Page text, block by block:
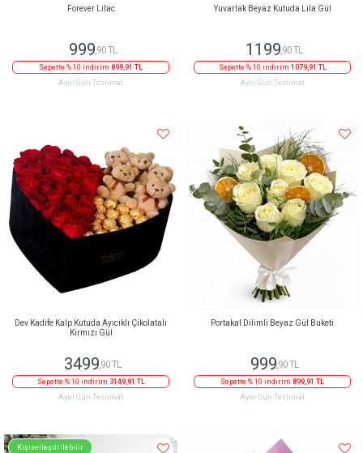
Forever Lilac
999,90 TL
Sepette % 10 indirim 899,91 TL
Aynı Gün Teslimat
Yuvarlak Beyaz Kutuda Lila Gül
1199,90 TL
Sepette % 10 indirim 1079,91 TL
Aynı Gün Teslimat
Dev Kadife Kalp Kutuda Ayıcıklı Çikolatalı
Kırmızı Gül
3499,90 TL
Sepette % 10 indirim 3149,91 TL
Aynı Gün Teslimat
Portakal Dilimli Beyaz Gül Buketi
999,90 TL
Sepette % 10 indirim 899,91 TL
Aynı Gün Teslimat
Kişiselleştirilebilir